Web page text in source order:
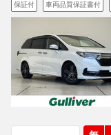
保証付 車両品質保証書付